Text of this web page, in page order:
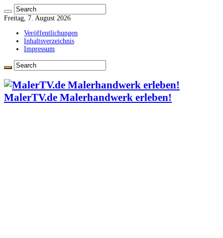
Freitag, 7. August 2026
Veröffentlichungen
Inhaltsverzeichnis
Impressum
MalerTV.de Malerhandwerk erleben!